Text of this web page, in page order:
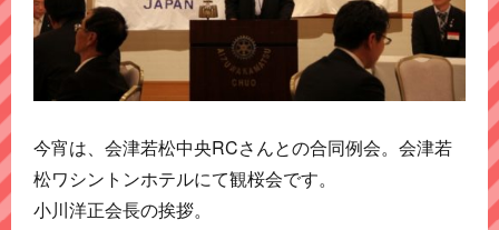
今宵は、会津若松中央RCさんとの合同例会。会津若
松ワシントンホテルにて観桜会です。
小川洋正会長の挨拶。